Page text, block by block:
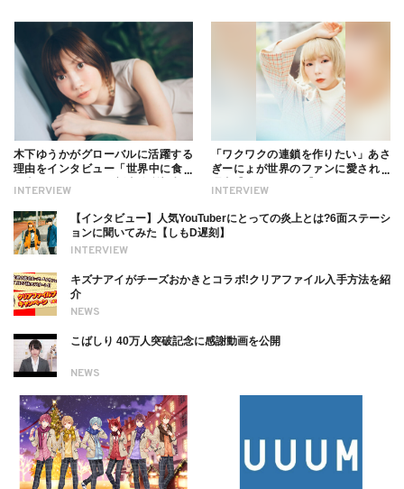
INTERVIEW
木下ゆうかがグローバルに活躍する
理由をインタビュー「世界中に食べ
ついても
INTERVIEW
「ワクワクの連鎖を作りたい」あさ
ぎーにょが世界のファンに愛される
INTERVIEW
【インタビュー】人気YouTuberにとっての炎上とは?6面ステーシ
ョンに聞いてみた【しもD遅刻】
NEWS
キズナアイがチーズおかきとコラボ!クリアファイル入手方法を紹
介
NEWS
こばしり 40万人突破記念に感謝動画を公開